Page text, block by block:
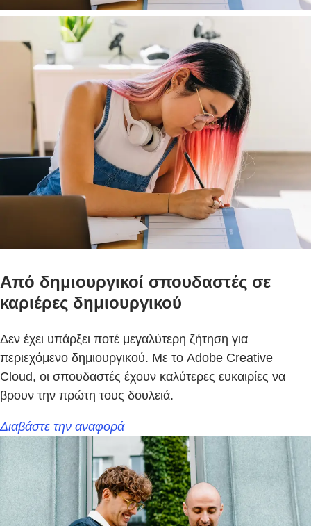
Από δημιουργικοί σπουδαστές σε
καριέρες δημιουργικού
Δεν έχει υπάρξει ποτέ μεγαλύτερη ζήτηση για
περιεχόμενο δημιουργικού. Με το Adobe Creative
Cloud, οι σπουδαστές έχουν καλύτερες ευκαιρίες να
βρουν την πρώτη τους δουλειά.
Διαβάστε την αναφορά